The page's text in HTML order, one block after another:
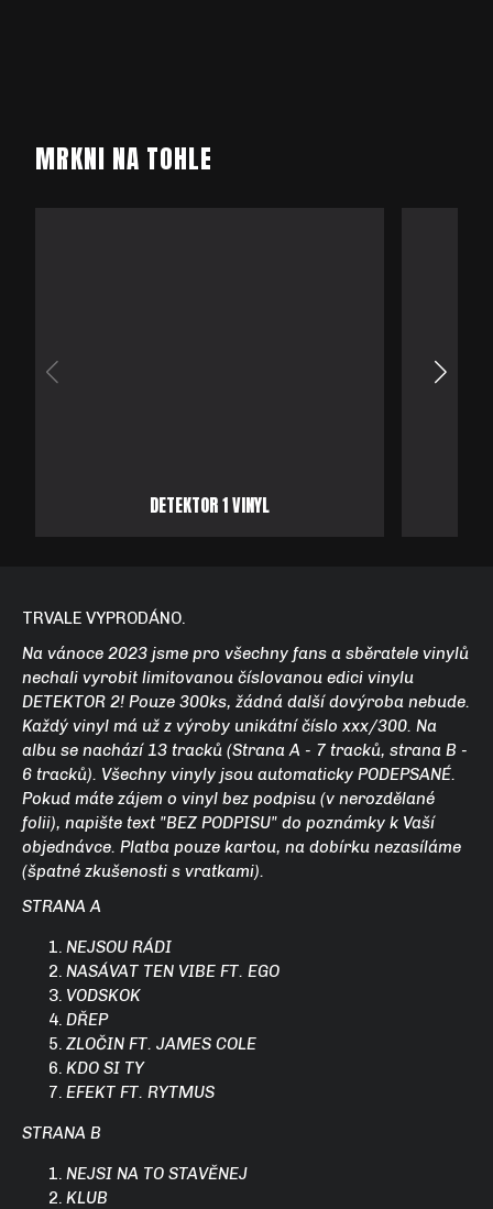
DETEKTOR 1 VINYL
TRVALE VYPRODÁNO.
Na vánoce 2023 jsme pro všechny fans a sběratele vinylů
nechali vyrobit limitovanou číslovanou edici vinylu
DETEKTOR 2! Pouze 300ks, žádná další dovýroba nebude.
Každý vinyl má už z výroby unikátní číslo xxx/300. Na
albu se nachází 13 tracků (Strana A - 7 tracků, strana B -
6 tracků). Všechny vinyly jsou automaticky PODEPSANÉ.
Pokud máte zájem o vinyl bez podpisu (v nerozdělané
folii), napište text "BEZ PODPISU" do poznámky k Vaší
objednávce. Platba pouze kartou, na dobírku nezasíláme
(špatné zkušenosti s vratkami).
STRANA A
NEJSOU RÁDI
NASÁVAT TEN VIBE FT. EGO
VODSKOK
DŘEP
ZLOČIN FT. JAMES COLE
KDO SI TY
EFEKT FT. RYTMUS
STRANA B
NEJSI NA TO STAVĚNEJ
KLUB